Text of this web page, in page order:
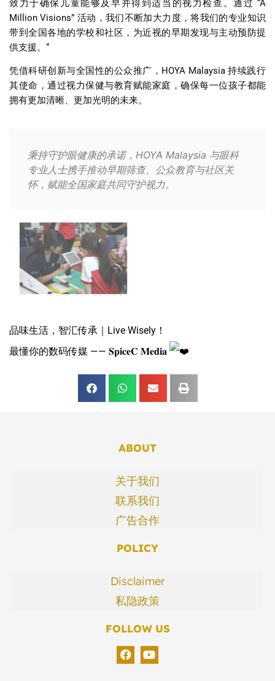
致力于确保儿童能够及早并得到适当的视力检查。通过 “A
Million Visions” 活动，我们不断加大力度，将我们的专业知识
带到全国各地的学校和社区，为近视的早期发现与主动预防提
供支援。“
凭借科研创新与全国性的公众推广，HOYA Malaysia 持续践行
其使命，通过视力保健与教育赋能家庭，确保每一位孩子都能
拥有更加清晰、更加光明的未来。
秉持守护眼健康的承诺，HOYA Malaysia 与眼科
专业人士携手推动早期筛查、公众教育与社区关
怀，赋能全国家庭共同守护视力。
品味生活，智汇传承｜Live Wisely！
最懂你的数码传媒 —— 𝐒𝐩𝐢𝐜𝐞𝐂 𝐌𝐞𝐝𝐢𝐚
ABOUT
关于我们
联系我们
广告合作
POLICY
Disclaimer
私隐政策
FOLLOW US